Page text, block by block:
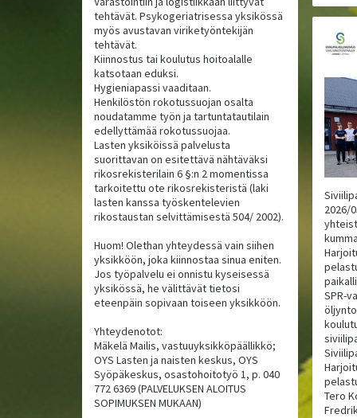
tehtävät. Psykogeriatrisessa yksikössä
myös avustavan viriketyöntekijän
tehtävät.
Kiinnostus tai koulutus hoitoalalle
katsotaan eduksi.
Hygieniapassi vaaditaan.
Henkilöstön rokotussuojan osalta
noudatamme työn ja tartuntatautilain
edellyttämää rokotussuojaa.
Lasten yksiköissä palvelusta
suorittavan on esitettävä nähtäväksi
rikosrekisterilain 6 §:n 2 momentissa
tarkoitettu ote rikosrekisteristä (laki
lasten kanssa työskentelevien
rikostaustan selvittämisestä 504/ 2002).
Huom! Olethan yhteydessä vain siihen
yksikköön, joka kiinnostaa sinua eniten.
Jos työpalvelu ei onnistu kyseisessä
yksikössä, he välittävät tietosi
eteenpäin sopivaan toiseen yksikköön.
Yhteydenotot:
Mäkelä Mailis, vastuuyksikköpäällikkö;
OYS Lasten ja naisten keskus, OYS
Syöpäkeskus, osastohoitotyö 1, p. 040
772 6369 (PALVELUKSEN ALOITUS
SOPIMUKSEN MUKAAN)
2026/
SPR-
Tero